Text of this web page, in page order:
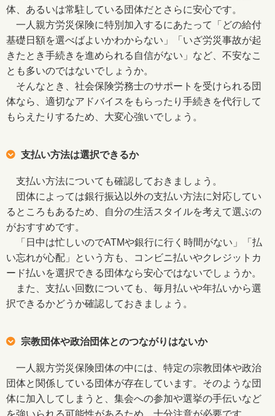
体、あるいは常駐している団体だとさらに安心です。
一人親方労災保険に特別加入するにあたって「どの給付
基礎日額を選べばよいかわからない」「いざ労災事故が起
きたとき手続きを進められる自信がない」など、不安なこ
とも多いのではないでしょうか。
そんなとき、社会保険労務士のサポートを受けられる団
体なら、適切なアドバイスをもらったり手続きを代行して
もらえたりするため、大変心強いでしょう。
支払い方法は選択できるか
支払い方法についても確認しておきましょう。
団体によっては銀行振込以外の支払い方法に対応してい
るところもあるため、自分の生活スタイルを考えて選ぶの
がおすすめです。
「日中は忙しいのでATMや銀行に行く時間がない」「払
い忘れが心配」という方も、コンビニ払いやクレジットカ
ード払いを選択できる団体なら安心ではないでしょうか。
また、支払い回数についても、毎月払いや年払いから選
択できるかどうか確認しておきましょう。
宗教団体や政治団体とのつながりはないか
一人親方労災保険団体の中には、特定の宗教団体や政治
団体と関係している団体が存在しています。そのような団
体に加入してしまうと、集会への参加や選挙の手伝いなど
を強いられる可能性があるため、十分注意が必要です。